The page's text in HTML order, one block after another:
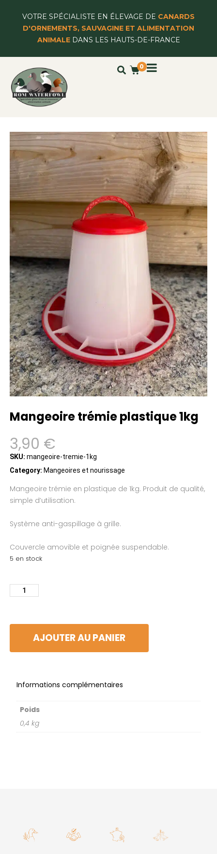
VOTRE SPÉCIALISTE EN ÉLEVAGE DE CANARDS
D'ORNEMENTS, SAUVAGINE ET ALIMENTATION
ANIMALEDANS LES HAUTS-DE-FRANCE
0
Mangeoire trémie plastique 1kg
3,90 €
SKU: mangeoire-tremie-1kg
Category: Mangeoires et nourissage
Mangeoire trémie en plastique de 1kg. Produit de qualité,
simple d’utilisation.
Système anti-gaspillage à grille.
Couvercle amovible et poignée suspendable.
5 en stock
AJOUTER AU PANIER
Informations complémentaires
Poids
0,4 kg